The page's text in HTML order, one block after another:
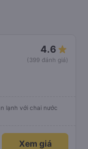
4.6
(399 đánh giá)
lạnh với chai nước
Xem giá